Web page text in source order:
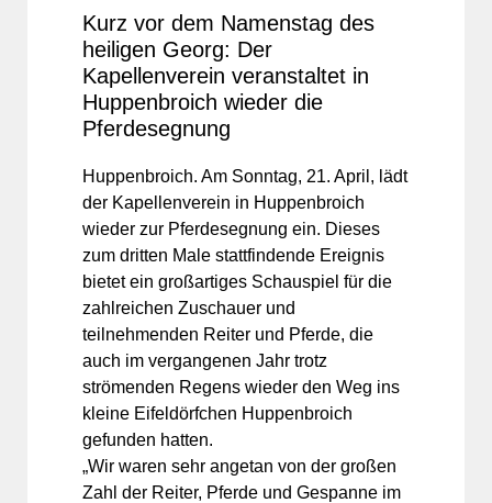
Kurz vor dem Namenstag des
heiligen Georg: Der
Kapellenverein veranstaltet in
Huppenbroich wieder die
Pferdesegnung
Huppenbroich. Am Sonntag, 21. April, lädt
der Kapellenverein in Huppenbroich
wieder zur Pferdesegnung ein. Dieses
zum dritten Male stattfindende Ereignis
bietet ein großartiges Schauspiel für die
zahlreichen Zuschauer und
teilnehmenden Reiter und Pferde, die
auch im vergangenen Jahr trotz
strömenden Regens wieder den Weg ins
kleine Eifeldörfchen Huppenbroich
gefunden hatten.
„Wir waren sehr angetan von der großen
Zahl der Reiter, Pferde und Gespanne im